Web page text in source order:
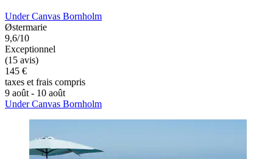
Under Canvas Bornholm
Østermarie
9,6/10
Exceptionnel
(15 avis)
145 €
taxes et frais compris
9 août - 10 août
Under Canvas Bornholm